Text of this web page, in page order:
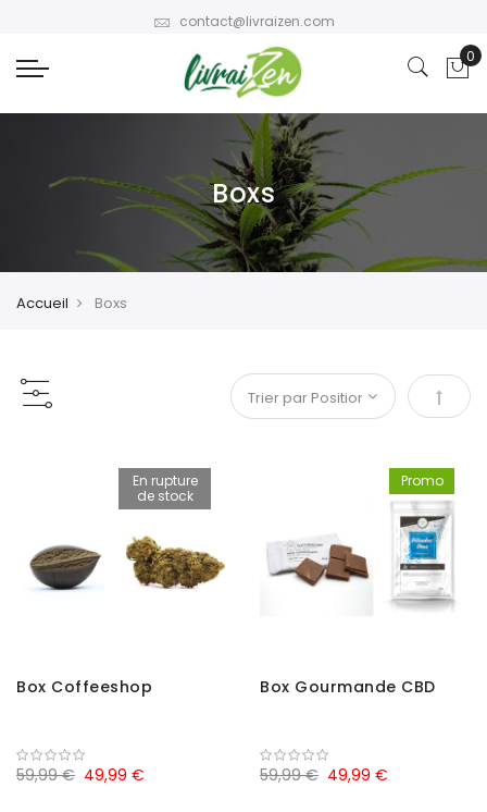
contact@livraizen.com
Boxs
Accueil Boxs
Par
En rupture
de stock
Box Coffeeshop
49,99 €
59,99 €
Promo
Box Gourmande CBD
49,99 €
59,99 €